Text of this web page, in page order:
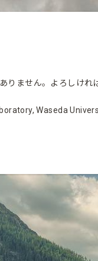
りません。よろしけ
Waseda